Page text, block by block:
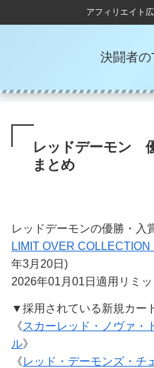
アフィリエイト
決闘者の
レッドデーモン
まとめ
レッドデーモンの優勝・入
LIMIT OVER COLLECTION
年3月20日)
2026年01月01日適用リミ
▼採用されている新規カー
《スカーレッド・ノヴァ・
ル》
《レッド・デーモンズ・チ